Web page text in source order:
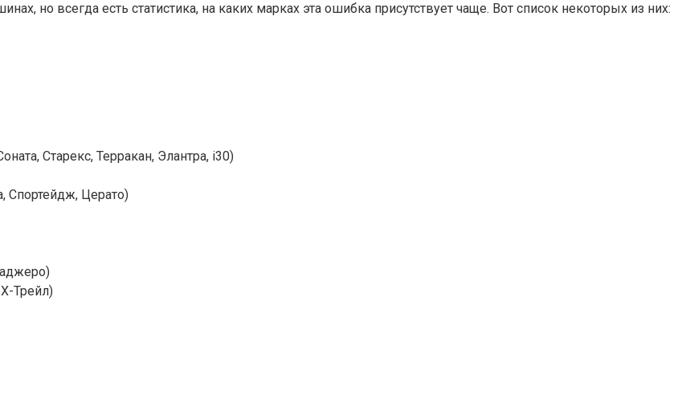
но всегда есть статистика, на каких марках эта ошибка присутствует чаще. Вот список некоторых из них:
Старекс, Терракан, Элантра, i30)
Спортейдж, Церато)
Трейл)